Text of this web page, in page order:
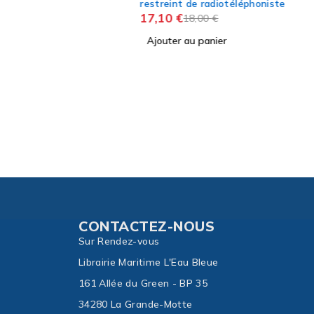
Ajouter au panier
CONTACTEZ-NOUS
Sur Rendez-vous
Librairie Maritime L'Eau Bleue
161 Allée du Green - BP 35
34280 La Grande-Motte